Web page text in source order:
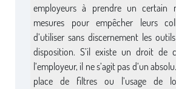
employeurs à prendre un certain
mesures pour empêcher leurs
d’utiliser sans discernement les
disposition. S’il existe un droit de
l’employeur, il ne s’agit pas d’un
place de filtres ou l’usage de